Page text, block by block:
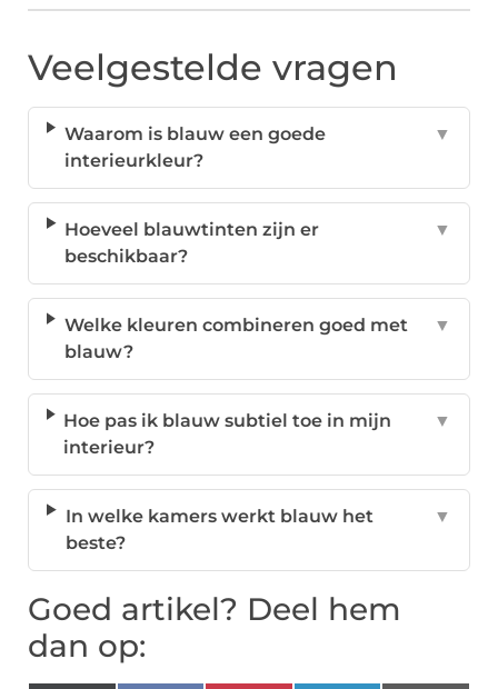
Veelgestelde vragen
Waarom is blauw een goede
interieurkleur?
▼
Hoeveel blauwtinten zijn er
beschikbaar?
▼
Welke kleuren combineren goed met
blauw?
▼
Hoe pas ik blauw subtiel toe in mijn
interieur?
▼
In welke kamers werkt blauw het
beste?
▼
Goed artikel? Deel hem
dan op: